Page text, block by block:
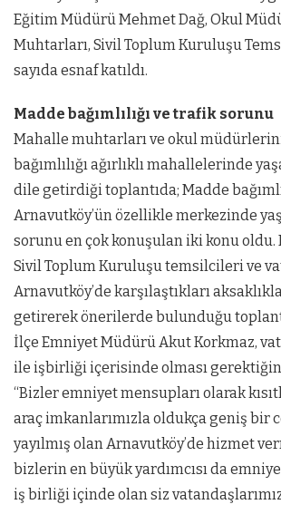
Eğitim Müdürü Mehmet Dağ, Okul
Muhtarları, Sivil Toplum Kuruluşu
sayıda esnaf katıldı.
Madde bağımlılığı ve trafik sorunu
Mahalle muhtarları ve okul
bağımlılığı ağırlıklı mahallelerinde
dile getirdiği toplantıda; Madde
Arnavutköy’ün özellikle merkezinde
sorunu en çok konuşulan iki konu oldu.
Sivil Toplum Kuruluşu temsilcileri ve
Arnavutköy’de karşılaştıkları
getirerek önerilerde bulunduğu
İlçe Emniyet Müdürü Akut Korkmaz,
ile işbirliği içerisinde olması
“Bizler emniyet mensupları olarak
araç imkanlarımızla oldukça geniş bir
yayılmış olan Arnavutköy’de hizmet
bizlerin en büyük yardımcısı da
iş birliği içinde olan siz